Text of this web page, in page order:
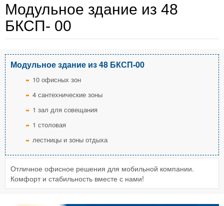
Модульное здание из 48
БКСП- 00
Модульное здание из 48 БКСП-00
10 офисных зон
4 сантехнические зоны
1 зал для совещания
1 столовая
лестницы и зоны отдыха
Отличное офисное решения для мобильной компании.
Комфорт и стабильность вместе с нами!